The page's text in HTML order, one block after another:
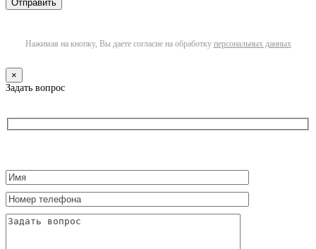
Нажимая на кнопку, Вы даете согласие на обработку персональных данных
×
Задать вопрос